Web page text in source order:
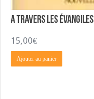
A Travers les Évangiles
15,00€
Ajouter au panier